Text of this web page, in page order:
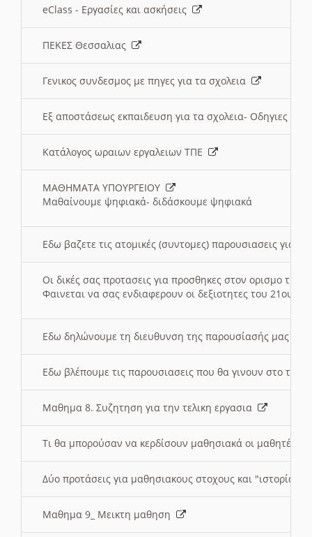
eClass - Εργασίες και ασκήσεις
ΠΕΚΕΣ Θεσσαλιας
Γενικος συνδεσμος με πηγες για τα σχολεια
Εξ αποστάσεως εκπαιδευση για τα σχολεια- Οδηγιες
Κατάλογος ωραιων εργαλειων ΤΠΕ
ΜΑΘΗΜΑΤΑ ΥΠΟΥΡΓΕΙΟΥ
Μαθαίνουμε ψηφιακά- διδάσκουμε ψηφιακά
Εδω βαζετε τις ατομικές (συντομες) παρουσιασεις για
Οι δικές σας προτασεις για προσθηκες στον ορισμο
Φαινεται να σας ενδιαφερουν οι δεξιοτητες του 21ου
Εδω δηλώνουμε τη διευθυνση της παρουσίασής μας
Εδω βλέπουμε τις παρουσιασεις που θα γινουν στο
Μαθημα 8. Συζητηση για την τελικη εργασια
Τι θα μπορούσαν να κερδίσουν μαθησιακά οι μαθητές/
Δύο προτάσεις για μαθησιακους στοχους και "ιστορία"
Μαθημα 9_ Μεικτη μαθηση